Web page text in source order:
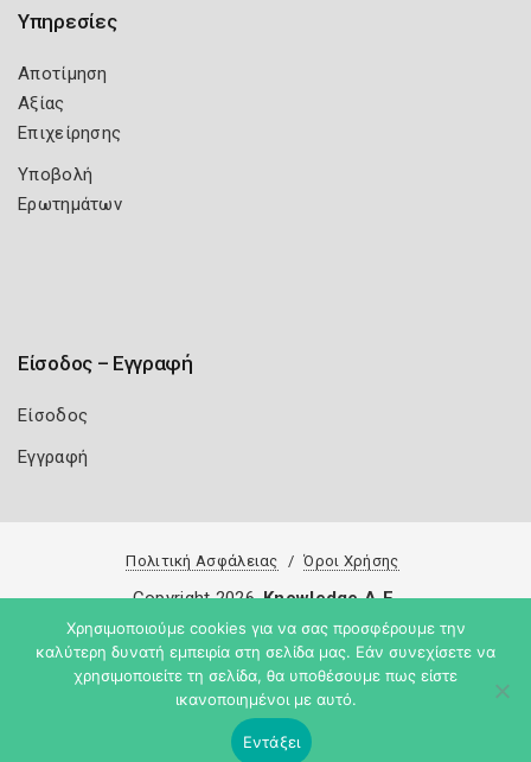
Υπηρεσίες
Αποτίμηση
Αξίας
Επιχείρησης
Υποβολή
Ερωτημάτων
Είσοδος – Εγγραφή
Είσοδος
Εγγραφή
Πολιτική Ασφάλειας Όροι Χρήσης
Copyright 2026 Knowledge A.E.
Χρησιμοποιούμε cookies για να σας προσφέρουμε την
καλύτερη δυνατή εμπειρία στη σελίδα μας. Εάν συνεχίσετε να
χρησιμοποιείτε τη σελίδα, θα υποθέσουμε πως είστε
ικανοποιημένοι με αυτό.
Εντάξει